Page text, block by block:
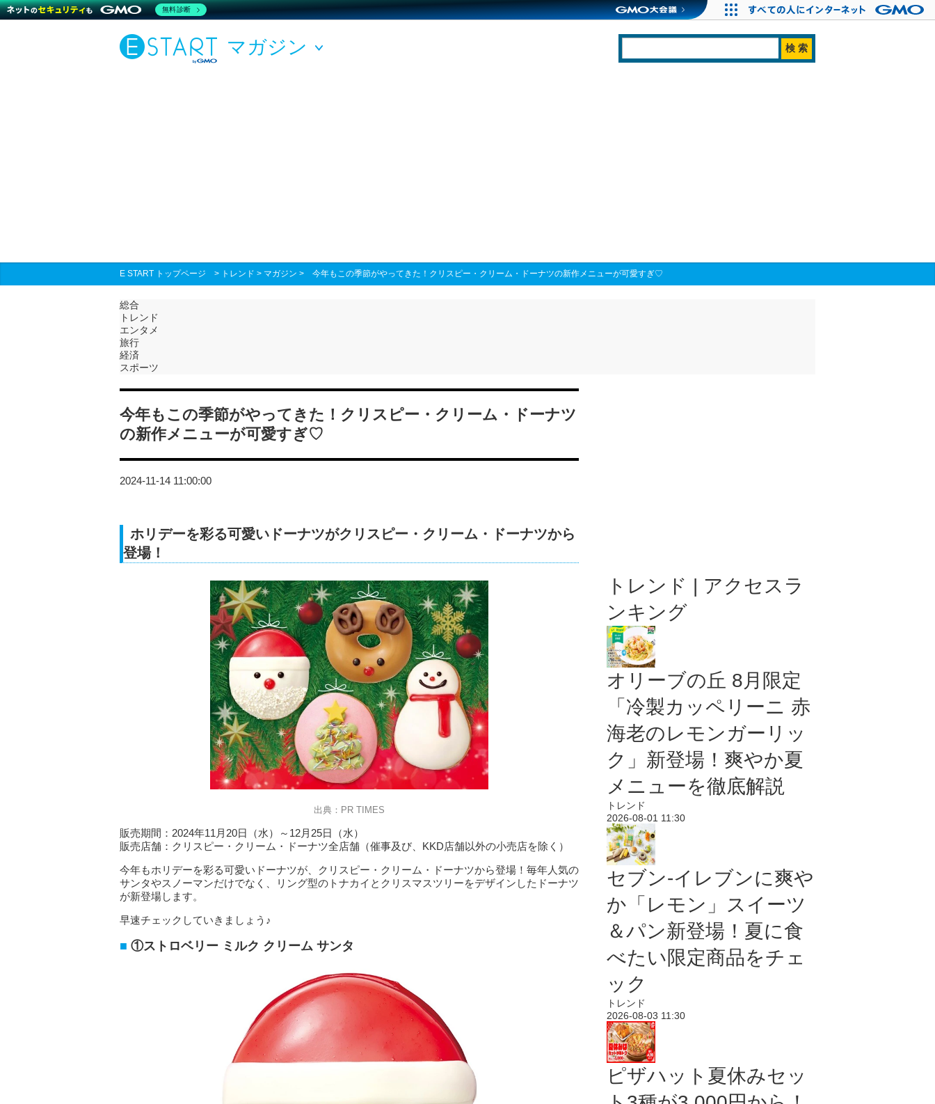
マガジン
E START トップページ > トレンド > マガジン > 今年もこの季節がやってきた！クリスピー・クリーム・ドーナツの新作メニューが可愛すぎ♡
総合
トレンド
エンタメ
旅行
経済
スポーツ
今年もこの季節がやってきた！クリスピー・クリーム・ドーナツ
の新作メニューが可愛すぎ♡
2024-11-14 11:00:00
ホリデーを彩る可愛いドーナツがクリスピー・クリーム・ドーナツから
登場！
出典：PR TIMES
販売期間：2024年11月20日（水）～12月25日（水）
販売店舗：クリスピー・クリーム・ドーナツ全店舗（催事及び、KKD店舗以外の小売店を除く）
今年もホリデーを彩る可愛いドーナツが、クリスピー・クリーム・ドーナツから登場！毎年人気の
サンタやスノーマンだけでなく、リング型のトナカイとクリスマスツリーをデザインしたドーナツ
が新登場します。
早速チェックしていきましょう♪
①ストロベリー ミルク クリーム サンタ
トレンド | アクセスラ
ンキング
オリーブの丘 8月限定
「冷製カッペリーニ 赤
海老のレモンガーリッ
ク」新登場！爽やか夏
メニューを徹底解説
トレンド
2026-08-01 11:30
セブン‐イレブンに爽や
か「レモン」スイーツ
＆パン新登場！夏に食
べたい限定商品をチェ
ック
トレンド
2026-08-03 11:30
ピザハット夏休みセッ
無料診断